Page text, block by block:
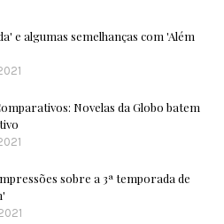
e algumas semelhanças com 'Além
Novelas da Globo batem
sobre a 3ª temporada de